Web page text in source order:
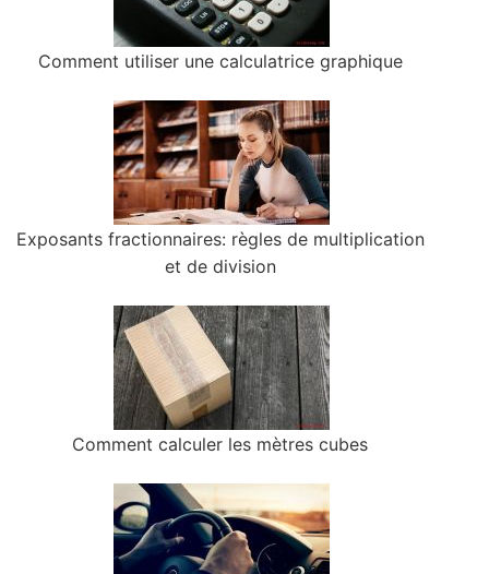
Comment utiliser une calculatrice graphique
Exposants fractionnaires: règles de multiplication
et de division
Comment calculer les mètres cubes